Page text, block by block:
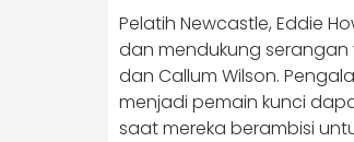
Pelatih Newcastle, Eddie
dan mendukung
dan Callum Wilson.
menjadi pemain kunci
saat mereka berambisi